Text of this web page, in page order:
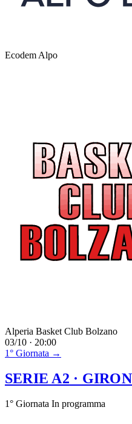
Ecodem Alpo
Alperia Basket Club Bolzano
03/10 · 20:00
1° Giornata →
SERIE A2 ·
1° Giornata In programma